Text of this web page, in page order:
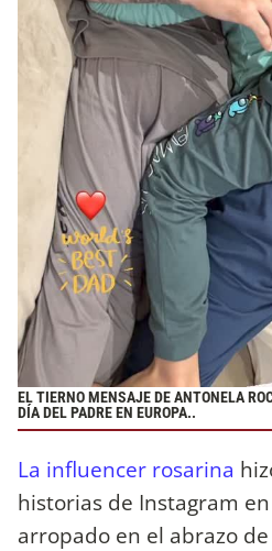
EL TIERNO MENSAJE DE ANTONELA
DÍA DEL PADRE EN EUROPA..
La influencer rosarina
historias de Instagram
arropado en el abrazo